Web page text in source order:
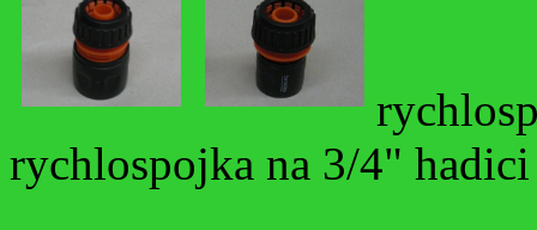
rychlospojka na 3/4"